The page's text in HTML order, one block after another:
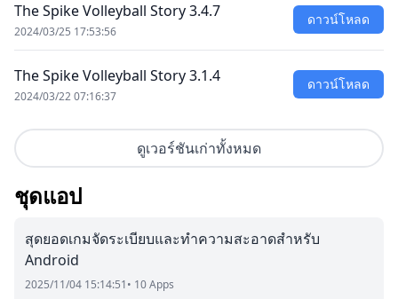
The Spike Volleyball Story 3.4.7
2024/03/25 17:53:56
ดาวน์โหลด
The Spike Volleyball Story 3.1.4
2024/03/22 07:16:37
ดาวน์โหลด
ดูเวอร์ชันเก่าทั้งหมด
ชุดแอป
สุดยอดเกมจัดระเบียบและทำความสะอาดสำหรับ
Android
2025/11/04 15:14:51• 10 Apps